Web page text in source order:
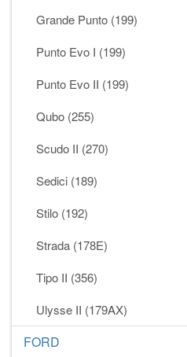
Grande Punto (199)
Punto Evo I (199)
Punto Evo II (199)
Qubo (255)
Scudo II (270)
Sedici (189)
Stilo (192)
Strada (178E)
Tipo II (356)
Ulysse II (179AX)
FORD